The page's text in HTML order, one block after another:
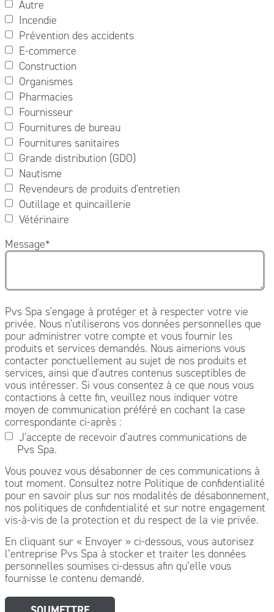
Autre
Incendie
Prévention des accidents
E-commerce
Construction
Organismes
Pharmacies
Fournisseur
Fournitures de bureau
Fournitures sanitaires
Grande distribution (GDO)
Nautisme
Revendeurs de produits d'entretien
Outillage et quincaillerie
Vétérinaire
Message*
Pvs Spa s'engage à protéger et à respecter votre vie
privée. Nous n'utiliserons vos données personnelles que
pour administrer votre compte et vous fournir les
produits et services demandés. Nous aimerions vous
contacter ponctuellement au sujet de nos produits et
services, ainsi que d'autres contenus susceptibles de
vous intéresser. Si vous consentez à ce que nous vous
contactions à cette fin, veuillez nous indiquer votre
moyen de communication préféré en cochant la case
correspondante ci-après :
J'accepte de recevoir d'autres communications de
Pvs Spa.
Vous pouvez vous désabonner de ces communications à
tout moment. Consultez notre Politique de confidentialité
pour en savoir plus sur nos modalités de désabonnement,
nos politiques de confidentialité et sur notre engagement
vis-à-vis de la protection et du respect de la vie privée.
En cliquant sur « Envoyer » ci-dessous, vous autorisez
l’entreprise Pvs Spa à stocker et traiter les données
personnelles soumises ci-dessus afin qu’elle vous
fournisse le contenu demandé.